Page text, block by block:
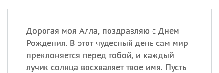
Дорогая моя Алла, поздравляю с Днем
Рождения. В этот чудесный день сам мир
преклоняется перед тобой, и каждый
лучик солнца восхваляет твое имя. Пусть